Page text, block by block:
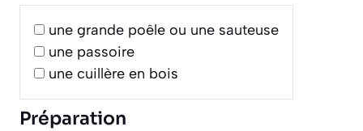
une grande poêle ou une sauteuse
une passoire
une cuillère en bois
Préparation